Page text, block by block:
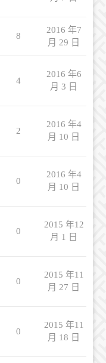
8
2016 年7
月 29 日
4
2016 年6
月 3 日
2
2016 年4
月 10 日
0
2016 年4
月 10 日
0
2015 年12
月 1 日
0
2015 年11
月 27 日
0
2015 年11
月 18 日